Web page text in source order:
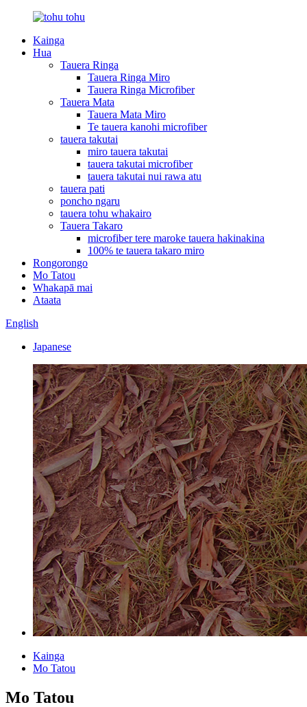
Kainga
Hua
Tauera Ringa
Tauera Ringa Miro
Tauera Ringa Microfiber
Tauera Mata
Tauera Mata Miro
Te tauera kanohi microfiber
tauera takutai
miro tauera takutai
tauera takutai microfiber
tauera takutai nui rawa atu
tauera pati
poncho ngaru
tauera tohu whakairo
Tauera Takaro
microfiber tere maroke tauera hakinakina
100% te tauera takaro miro
Rongorongo
Mo Tatou
Whakapā mai
Ataata
English
Japanese
Kainga
Mo Tatou
Mo Tatou